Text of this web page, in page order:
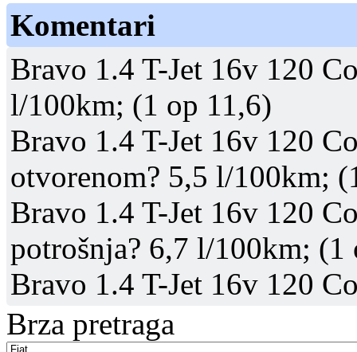
Komentari
Bravo 1.4 T-Jet 16v 120
l/100km; (1 op 11,6)
Bravo 1.4 T-Jet 16v 120
otvorenom? 5,5 l/100km;
Bravo 1.4 T-Jet 16v 120
potrošnja? 6,7 l/100km; (1
Bravo 1.4 T-Jet 16v 120
Brza pretraga